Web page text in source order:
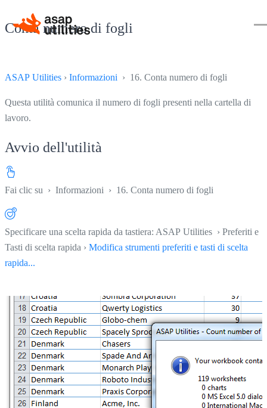
Conta numero di fogli
ASAP Utilities › Informazioni › 16. Conta numero di fogli
Questa utilità comunica il numero di fogli presenti nella cartella di
lavoro.
Avvio dell'utilità
Fai clic su › Informazioni › 16. Conta numero di fogli
Specificare una scelta rapida da tastiera: ASAP Utilities › Preferiti e
Tasti di scelta rapida › Modifica strumenti preferiti e tasti di scelta
rapida...